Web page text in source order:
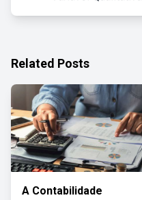
Related Posts
A Contabilidade